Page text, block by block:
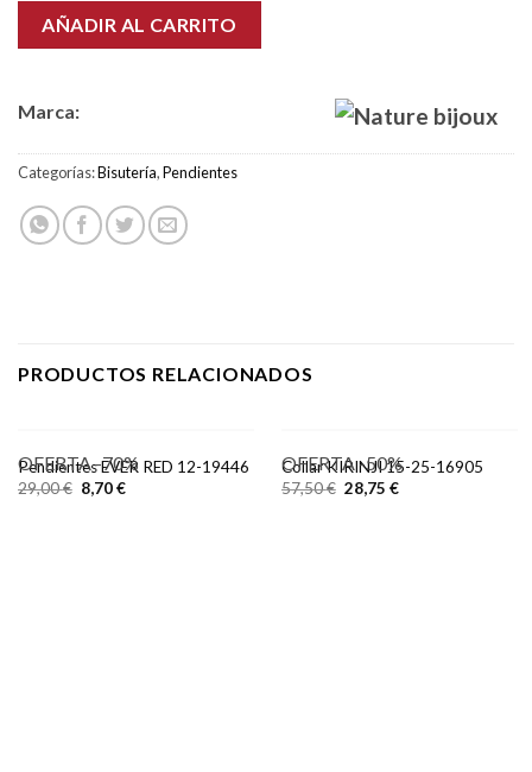
AÑADIR AL CARRITO
Marca:
Categorías:Bisutería,Pendientes
PRODUCTOS RELACIONADOS
OFERTA -70%
Pendientes EVER RED 12-19446
29,00€ 8,70€
OFERTA -50%
Collar KIRINJI 15-25-16905
57,50€ 28,75 €